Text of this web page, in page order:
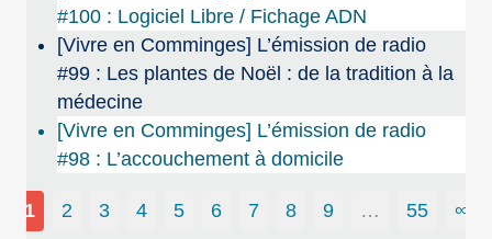
#100 : Logiciel Libre / Fichage ADN
[Vivre en Comminges] L’émission de radio
#99 : Les plantes de Noël : de la tradition à la
médecine
[Vivre en Comminges] L’émission de radio
#98 : L’accouchement à domicile
1 2 3 4 5 6 7 8 9 … 55 ∞